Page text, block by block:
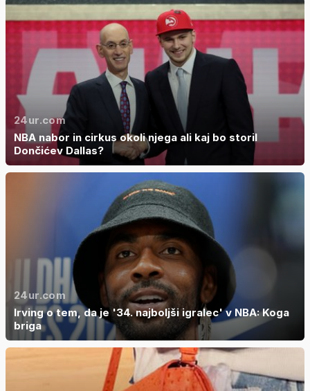
24ur.com
NBA nabor in cirkus okoli njega ali kaj bo storil
Dončićev Dallas?
24ur.com
Irving o tem, da je '34. najboljši igralec' v NBA: Koga
briga